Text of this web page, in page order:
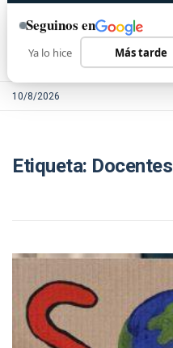
10/8/2026
Etiqueta: Docentes
Seguinos en
Ya lo hice Más tarde